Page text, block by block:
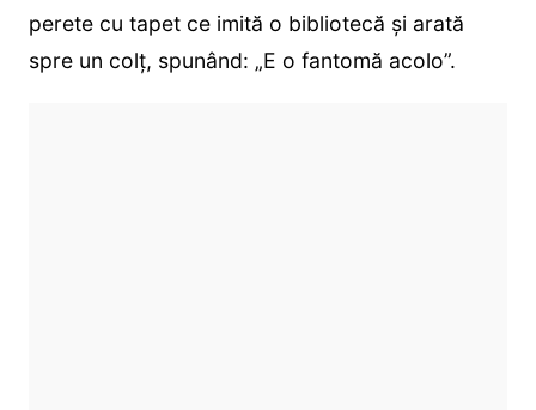
perete cu tapet ce imită o bibliotecă și arată
spre un colț, spunând: „E o fantomă acolo”.